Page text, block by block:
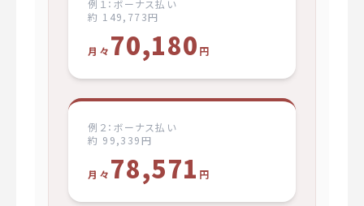
例１：ボーナス払い
約 149,773円
月々 70,180 円
例２：ボーナス払い
約 99,339円
月々 78,571 円